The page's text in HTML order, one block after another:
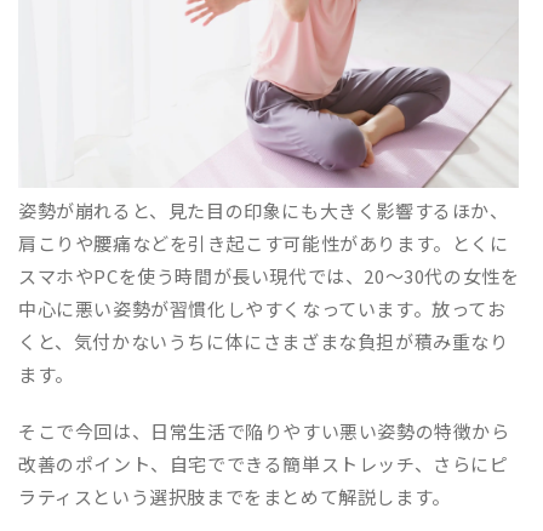
姿勢が崩れると、見た目の印象にも大きく影響するほか、
肩こりや腰痛などを引き起こす可能性があります。とくに
スマホやPCを使う時間が長い現代では、20〜30代の女性を
中心に悪い姿勢が習慣化しやすくなっています。放ってお
くと、気付かないうちに体にさまざまな負担が積み重なり
ます。
そこで今回は、日常生活で陥りやすい悪い姿勢の特徴から
改善のポイント、自宅でできる簡単ストレッチ、さらにピ
ラティスという選択肢までをまとめて解説します。